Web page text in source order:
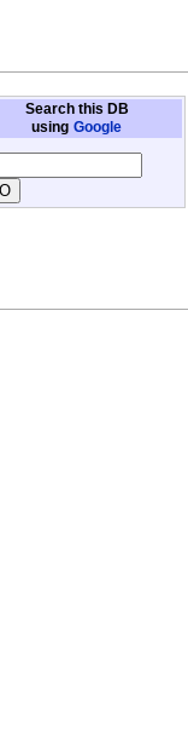
Search this DB
using Google